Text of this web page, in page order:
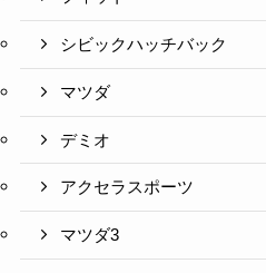
シビックハッチバック
マツダ
デミオ
アクセラスポーツ
マツダ3